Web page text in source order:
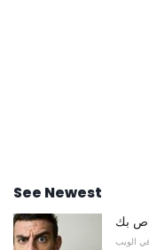
See Newest
بك
الويب